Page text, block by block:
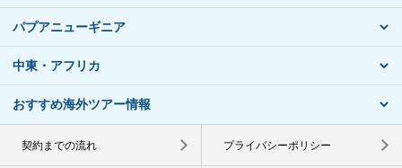
パプアニューギニア
中東・アフリカ
おすすめ海外ツアー情報
契約までの流れ プライバシーポリシー